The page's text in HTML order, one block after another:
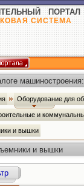
ПОРТАЛ
СИСТЕМА
машиностроения:
Оборудование для
и
и вышки
и вышки